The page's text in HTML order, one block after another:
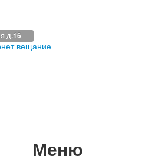
д.16
вещание
Меню